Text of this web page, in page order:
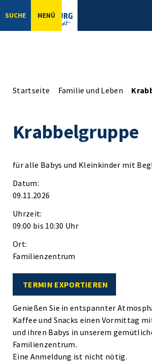
SUCHE MENÜ
Startseite Familie und Leben
Krabbelgruppe
für alle Babys und Kleinkinder mit
Datum:
09.11.2026
Uhrzeit:
09:00 bis 10:30 Uhr
Ort:
Familienzentrum
TERMIN EXPORTIEREN
Genießen Sie in entspannter
Kaffee und Snacks einen Vormittag
und ihren Babys in unserem
Familienzentrum.
Eine Anmeldung ist nicht nötig.